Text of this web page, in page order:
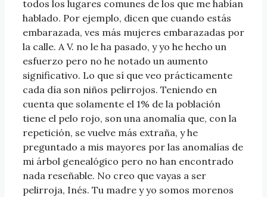
todos los lugares comunes de los que me habían
hablado. Por ejemplo, dicen que cuando estás
embarazada, ves más mujeres embarazadas por
la calle. A V. no le ha pasado, y yo he hecho un
esfuerzo pero no he notado un aumento
significativo. Lo que sí que veo prácticamente
cada día son niños pelirrojos. Teniendo en
cuenta que solamente el 1% de la población
tiene el pelo rojo, son una anomalía que, con la
repetición, se vuelve más extraña, y he
preguntado a mis mayores por las anomalías de
mi árbol genealógico pero no han encontrado
nada reseñable. No creo que vayas a ser
pelirroja, Inés. Tu madre y yo somos morenos